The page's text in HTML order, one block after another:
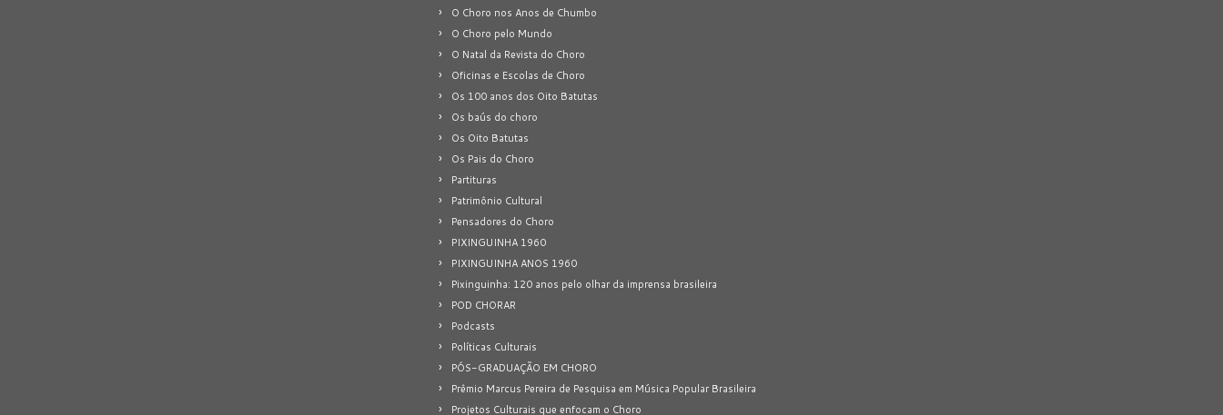
O Choro nos Anos de Chumbo
O Choro pelo Mundo
O Natal da Revista do Choro
Oficinas e Escolas de Choro
Os 100 anos dos Oito Batutas
Os baús do choro
Os Oito Batutas
Os Pais do Choro
Partituras
Patrimônio Cultural
Pensadores do Choro
PIXINGUINHA 1960
PIXINGUINHA ANOS 1960
Pixinguinha: 120 anos pelo olhar da imprensa brasileira
POD CHORAR
Podcasts
Políticas Culturais
PÓS-GRADUAÇÃO EM CHORO
Prêmio Marcus Pereira de Pesquisa em Música Popular Brasileira
Projetos Culturais que enfocam o Choro